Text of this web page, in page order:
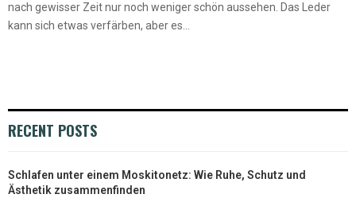
nach gewisser Zeit nur noch weniger schön aussehen. Das Leder
kann sich etwas verfärben, aber es...
RECENT POSTS
Schlafen unter einem Moskitonetz: Wie Ruhe, Schutz und
Ästhetik zusammenfinden